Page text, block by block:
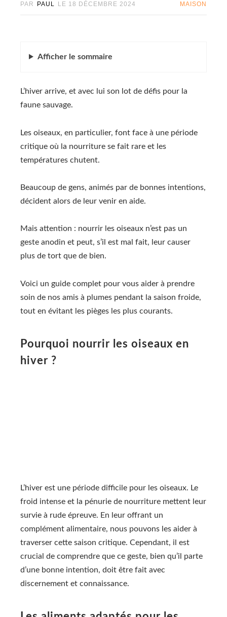
PAR PAUL LE 18 DÉCEMBRE 2024 MAISON
Afficher le sommaire
L’hiver arrive, et avec lui son lot de défis pour la
faune sauvage.
Les oiseaux, en particulier, font face à une période
critique où la nourriture se fait rare et les
températures chutent.
Beaucoup de gens, animés par de bonnes intentions,
décident alors de leur venir en aide.
Mais attention : nourrir les oiseaux n’est pas un
geste anodin et peut, s’il est mal fait, leur causer
plus de tort que de bien.
Voici un guide complet pour vous aider à prendre
soin de nos amis à plumes pendant la saison froide,
tout en évitant les pièges les plus courants.
Pourquoi nourrir les oiseaux en
hiver ?
L’hiver est une période difficile pour les oiseaux. Le
froid intense et la pénurie de nourriture mettent leur
survie à rude épreuve. En leur offrant un
complément alimentaire, nous pouvons les aider à
traverser cette saison critique. Cependant, il est
crucial de comprendre que ce geste, bien qu’il parte
d’une bonne intention, doit être fait avec
discernement et connaissance.